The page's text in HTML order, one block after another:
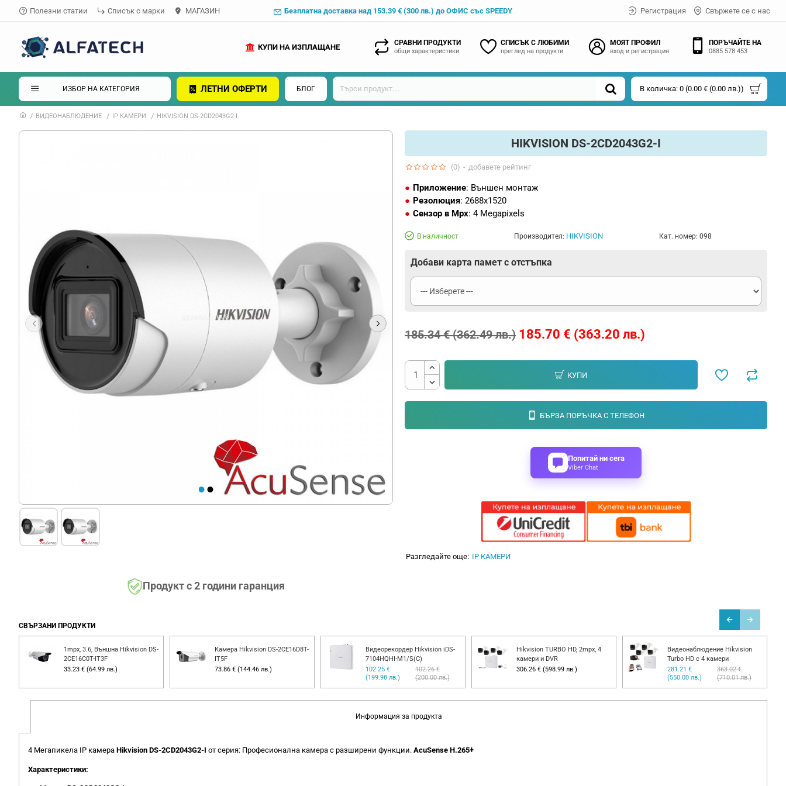
Полезни статии Списък с марки МАГАЗИН Безплатна доставка над 153.39 € (300 лв.) до ОФИС със SPEEDY Регистрация Свържете се с нас
СРАВНИ ПРОДУКТИ
общи характеристики
СПИСЪК С ЛЮБИМИ
преглед на продукти
МОЯТ ПРОФИЛ
вход и регистрация
ПОРЪЧАЙТЕ НА
0885 578 453
КУПИ НА ИЗПЛАЩАНЕ
ИЗБОР НА КАТЕГОРИЯ ЛЕТНИ ОФЕРТИ БЛОГ В количка: 0 (0.00 € (0.00 лв.))
ВИДЕОНАБЛЮДЕНИЕ IP КАМЕРИ HIKVISION DS-2CD2043G2-I
Продукт с 2 години гаранция
HIKVISION DS-2CD2043G2-I
Приложение: Външен монтаж
Резолюция: 2688x1520
Сензор в Mpx: 4 Megapixels
В наличност Производител: HIKVISION Кат. номер: 098
(0) - добавете рейтинг
185.70 € (363.20 лв.)
185.34 € (362.49 лв.)
Добави карта памет с отстъпка
КУПИ
БЪРЗА ПОРЪЧКА С ТЕЛЕФОН
Попитай ни сега
Viber Chat
Разгледайте още: IP КАМЕРИ
СВЪРЗАНИ ПРОДУКТИ
1mpx, 3.6, Външна Hikvision DS-
2CE16C0T-IT3F
33.23 € (64.99 лв.)
Камера Hikvision DS-2CE16D8T-
IT5F
73.86 € (144.46 лв.)
Видеорекордер Hikvision iDS-
7104HQHI-M1/S(C)
102.25 €
(199.98 лв.)
102.26 €
(200.00 лв.)
Hikvision TURBO HD, 2mpx, 4
камери и DVR
306.26 € (598.99 лв.)
Видеонаблюдение Hikvision
Turbo HD с 4 камери
281.21 €
(550.00 лв.)
363.02 €
(710.01 лв.)
Информация за продукта
4 Мегапикела IP камера Hikvision DS-2CD2043G2-I от серия: Професионална камера с разширени функции. AcuSense H.265+
Характеристики: